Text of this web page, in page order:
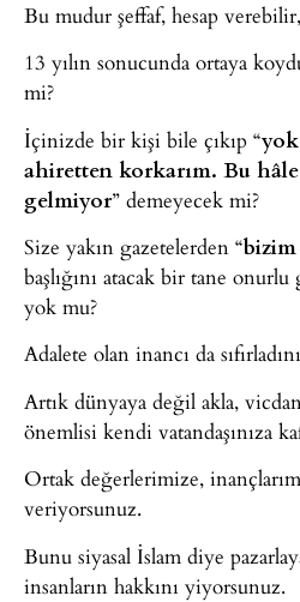
Bu mudur şeffaf, hesap
13 yılın sonucunda ortaya
mi?
İçinizde bir kişi bile çıkıp “
ahiretten korkarım. Bu
gelmiyor” demeyecek mi?
Size yakın gazetelerden “
başlığını atacak bir tane
yok mu?
Adalete olan inancı da
Artık dünyaya değil akla,
önemlisi kendi vatandaşınıza
Ortak değerlerimize,
veriyorsunuz.
Bunu siyasal İslam diye
insanların hakkını yiyorsunuz.